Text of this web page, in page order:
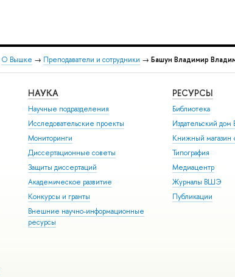
О Вышке → Преподаватели и сотрудники → Башун Владимир
НАУКА
Научные подразделения
Исследовательские проекты
Мониторинги
Диссертационные советы
Защиты диссертаций
Академическое развитие
Конкурсы и гранты
Внешние научно-информационные
ресурсы
РЕСУРСЫ
Библиотека
Издательский
Книжный магазин
Типография
Медиацентр
Журналы ВШЭ
Публикации